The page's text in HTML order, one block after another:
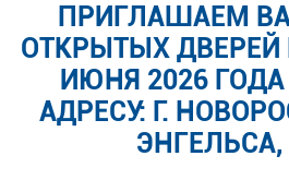
ПРИГЛАШАЕМ
ОТКРЫТЫХ ДВЕРЕЙ
ИЮНЯ 2026 ГОДА
АДРЕСУ: Г.
ЭНГЕЛЬСА,